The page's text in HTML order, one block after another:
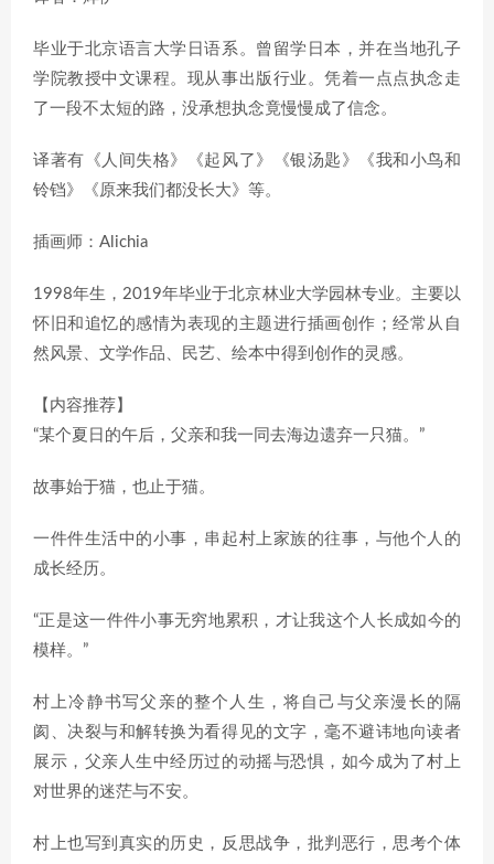
毕业于北京语言大学日语系。曾留学日本，并在当地孔子
学院教授中文课程。现从事出版行业。凭着一点点执念走
了一段不太短的路，没承想执念竟慢慢成了信念。
译著有《人间失格》《起风了》《银汤匙》《我和小鸟和
铃铛》《原来我们都没长大》等。
插画师：Alichia
1998年生，2019年毕业于北京林业大学园林专业。主要以
怀旧和追忆的感情为表现的主题进行插画创作；经常从自
然风景、文学作品、民艺、绘本中得到创作的灵感。
【内容推荐】
“某个夏日的午后，父亲和我一同去海边遗弃一只猫。”
故事始于猫，也止于猫。
一件件生活中的小事，串起村上家族的往事，与他个人的
成长经历。
“正是这一件件小事无穷地累积，才让我这个人长成如今的
模样。”
村上冷静书写父亲的整个人生，将自己与父亲漫长的隔
阂、决裂与和解转换为看得见的文字，毫不避讳地向读者
展示，父亲人生中经历过的动摇与恐惧，如今成为了村上
对世界的迷茫与不安。
村上也写到真实的历史，反思战争，批判恶行，思考个体